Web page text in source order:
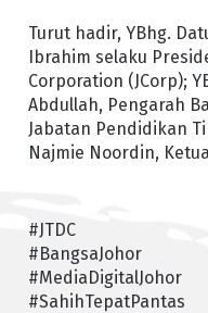
Turut hadir, YBhg.
Ibrahim selaku
Corporation (JCorp);
Abdullah, Pengarah
Jabatan Pendidikan
Najmie Noordin,
#JTDC
#BangsaJohor
#MediaDigitalJohor
#SahihTepatPantas